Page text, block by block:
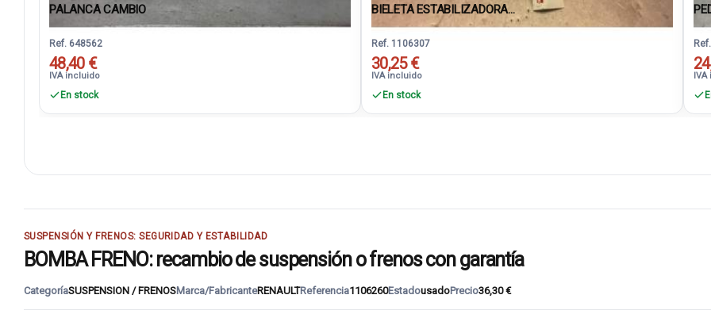
PALANCA CAMBIO
Ref. 648562
48,40 €
IVA incluido
En stock
BIELETA ESTABILIZADORA...
Ref. 1106307
30,25 €
IVA incluido
En stock
SUSPENSIÓN Y FRENOS: SEGURIDAD Y ESTABILIDAD
BOMBA FRENO: recambio de suspensión o frenos con garantía
CategoríaSUSPENSION / FRENOSMarca/FabricanteRENAULTReferencia1106260EstadousadoPrecio36,30 €